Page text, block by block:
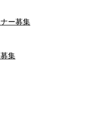
ー募集
集